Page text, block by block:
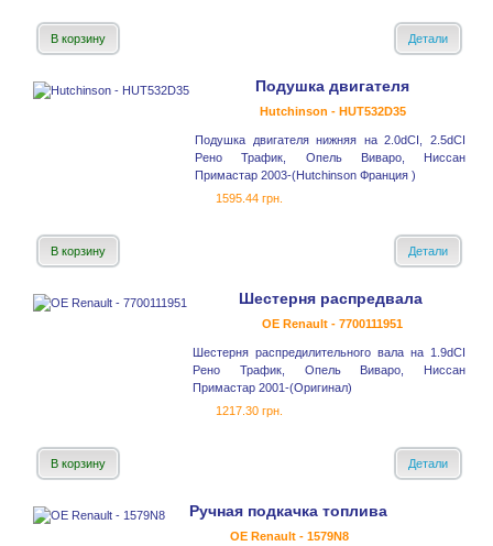
В корзину Детали
Подушка двигателя
Hutchinson - HUT532D35
Подушка двигателя нижняя на 2.0dCI, 2.5dCI
Рено Трафик, Опель Виваро, Ниссан
Примастар 2003-(Hutchinson Франция )
1595.44 грн.
В корзину Детали
Шестерня распредвала
OE Renault - 7700111951
Шестерня распредилительного вала на 1.9dCI
Рено Трафик, Опель Виваро, Ниссан
Примастар 2001-(Оригинал)
1217.30 грн.
В корзину Детали
Ручная подкачка топлива
OE Renault - 1579N8